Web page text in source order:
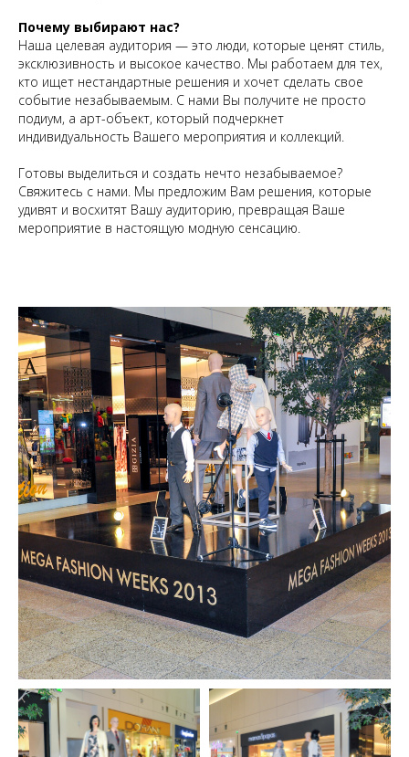
Почему выбирают нас?
Наша целевая аудитория — это люди, которые ценят стиль,
эксклюзивность и высокое качество. Мы работаем для тех,
кто ищет нестандартные решения и хочет сделать свое
событие незабываемым. С нами Вы получите не просто
подиум, а арт-объект, который подчеркнет
индивидуальность Вашего мероприятия и коллекций.
Готовы выделиться и создать нечто незабываемое?
Свяжитесь с нами. Мы предложим Вам решения, которые
удивят и восхитят Вашу аудиторию, превращая Ваше
мероприятие в настоящую модную сенсацию.